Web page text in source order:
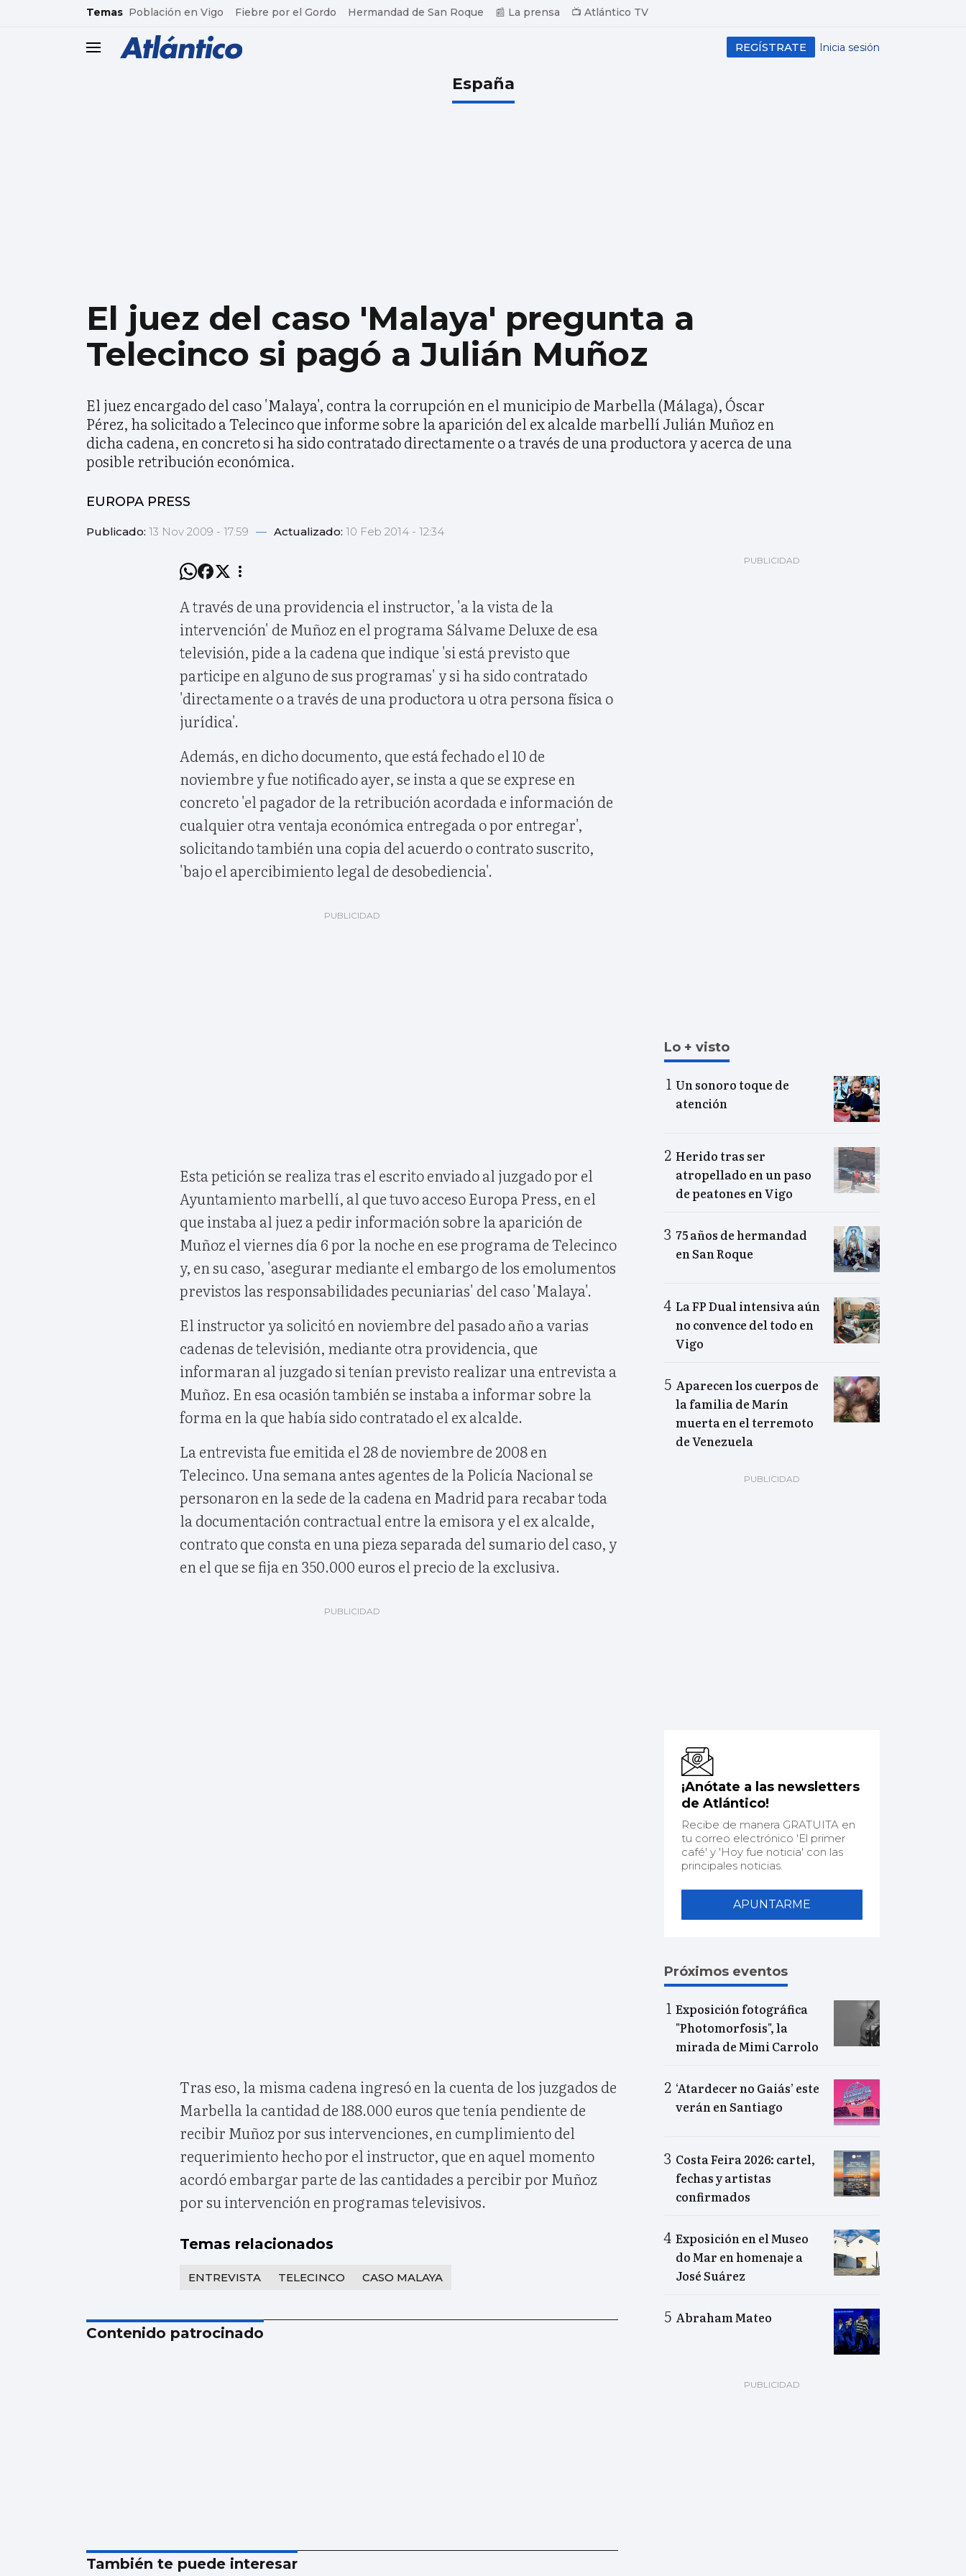
common.go-to-content
Temas Población en Vigo Fiebre por el Gordo Hermandad de San Roque 📰 La prensa 📺 Atlántico TV
header.menu.open Inicia sesión
REGÍSTRATE
España
El juez del caso 'Malaya' pregunta a
Telecinco si pagó a Julián Muñoz
El juez encargado del caso 'Malaya', contra la corrupción en el municipio de Marbella (Málaga), Óscar
Pérez, ha solicitado a Telecinco que informe sobre la aparición del ex alcalde marbellí Julián Muñoz en
dicha cadena, en concreto si ha sido contratado directamente o a través de una productora y acerca de una
posible retribución económica.
EUROPA PRESS
Publicado: 13 Nov 2009 - 17:59 — Actualizado: 10 Feb 2014 - 12:34
A través de una providencia el instructor, 'a la vista de la
intervención' de Muñoz en el programa Sálvame Deluxe de esa
televisión, pide a la cadena que indique 'si está previsto que
participe en alguno de sus programas' y si ha sido contratado
'directamente o a través de una productora u otra persona física o
jurídica'.
Además, en dicho documento, que está fechado el 10 de
noviembre y fue notificado ayer, se insta a que se exprese en
concreto 'el pagador de la retribución acordada e información de
cualquier otra ventaja económica entregada o por entregar',
solicitando también una copia del acuerdo o contrato suscrito,
'bajo el apercibimiento legal de desobediencia'.
Esta petición se realiza tras el escrito enviado al juzgado por el
Ayuntamiento marbellí, al que tuvo acceso Europa Press, en el
que instaba al juez a pedir información sobre la aparición de
Muñoz el viernes día 6 por la noche en ese programa de Telecinco
y, en su caso, 'asegurar mediante el embargo de los emolumentos
previstos las responsabilidades pecuniarias' del caso 'Malaya'.
El instructor ya solicitó en noviembre del pasado año a varias
cadenas de televisión, mediante otra providencia, que
informaran al juzgado si tenían previsto realizar una entrevista a
Muñoz. En esa ocasión también se instaba a informar sobre la
forma en la que había sido contratado el ex alcalde.
La entrevista fue emitida el 28 de noviembre de 2008 en
Telecinco. Una semana antes agentes de la Policía Nacional se
personaron en la sede de la cadena en Madrid para recabar toda
la documentación contractual entre la emisora y el ex alcalde,
contrato que consta en una pieza separada del sumario del caso, y
en el que se fija en 350.000 euros el precio de la exclusiva.
Tras eso, la misma cadena ingresó en la cuenta de los juzgados de
Marbella la cantidad de 188.000 euros que tenía pendiente de
recibir Muñoz por sus intervenciones, en cumplimiento del
requerimiento hecho por el instructor, que en aquel momento
acordó embargar parte de las cantidades a percibir por Muñoz
por su intervención en programas televisivos.
Temas relacionados
ENTREVISTA TELECINCO CASO MALAYA
Contenido patrocinado
También te puede interesar
Lo + visto
Un sonoro toque de
atención
Herido tras ser
atropellado en un paso
de peatones en Vigo
75 años de hermandad
en San Roque
La FP Dual intensiva aún
no convence del todo en
Vigo
Aparecen los cuerpos de
la familia de Marín
muerta en el terremoto
de Venezuela
¡Anótate a las newsletters
de Atlántico!
Recibe de manera GRATUITA en
tu correo electrónico 'El primer
café' y 'Hoy fue noticia' con las
principales noticias.
APUNTARME
Próximos eventos
Exposición fotográfica
"Photomorfosis", la
mirada de Mimi Carrolo
‘Atardecer no Gaiás’ este
verán en Santiago
Costa Feira 2026: cartel,
fechas y artistas
confirmados
Exposición en el Museo
do Mar en homenaje a
José Suárez
Abraham Mateo